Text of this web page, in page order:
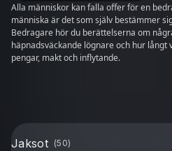
Alla människor kan falla offer för en
människa är det som själv bestämmer
Bedragare hör du berättelserna om
häpnadsväckande lögnare och hur långt
pengar, makt och inflytande.
Jaksot (50)